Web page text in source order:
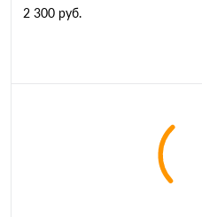
2 300 руб.